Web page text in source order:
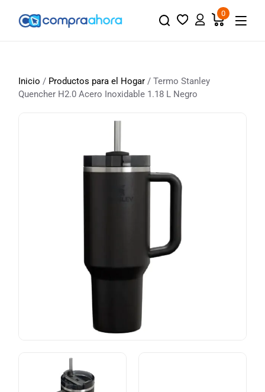
0
Inicio / Productos para el Hogar / Termo Stanley
Quencher H2.0 Acero Inoxidable 1.18 L Negro